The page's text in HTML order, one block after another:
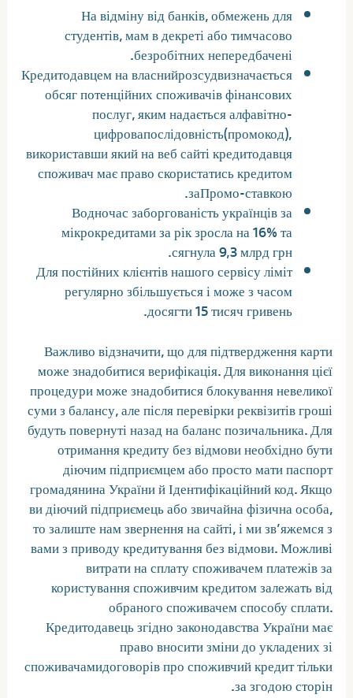
На відміну від банків, обмежень для
студентів, мам в декреті або тимчасово
безробітних непередбачені.
Кредитодавцем на власнийрозсудвизначається
обсяг потенційних споживачів фінансових
послуг, яким надається алфавітно-
цифровапослідовність(промокод),
використавши який на веб сайті кредитодавця
споживач має право скористатись кредитом
заПромо-ставкою.
Водночас заборгованість українців за
мікрокредитами за рік зросла на 16% та
сягнула 9,3 млрд грн.
Для постійних клієнтів нашого сервісу ліміт
регулярно збільшується і може з часом
досягти 15 тисяч гривень.
Важливо відзначити, що для підтвердження карти
може знадобитися верифікація. Для виконання цієї
процедури може знадобитися блокування невеликої
суми з балансу, але після перевірки реквізитів гроші
будуть повернуті назад на баланс позичальника. Для
отримання кредиту без відмови необхідно бути
діючим підприємцем або просто мати паспорт
громадянина України й Ідентифікаційний код. Якщо
ви діючий підприємець або звичайна фізична особа,
то залиште нам звернення на сайті, і ми зв’яжемся з
вами з приводу кредитування без відмови. Можливі
витрати на сплату споживачем платежів за
користування споживчим кредитом залежать від
обраного споживачем способу сплати.
Кредитодавець згідно законодавства України має
право вносити зміни до укладених зі
споживачамидоговорів про споживчий кредит тільки
за згодою сторін.